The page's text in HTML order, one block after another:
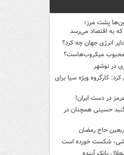
پشت مرز؛
به اقتصاد می‌رسد
انرژی جهان چه کرد؟
محبوب میکروب‌هاست؟
در نوشهر
کارگروه ویژه سیا برای
در دست ایران!
حسینی همچنان در
حاج رمضان
شکست خورده است